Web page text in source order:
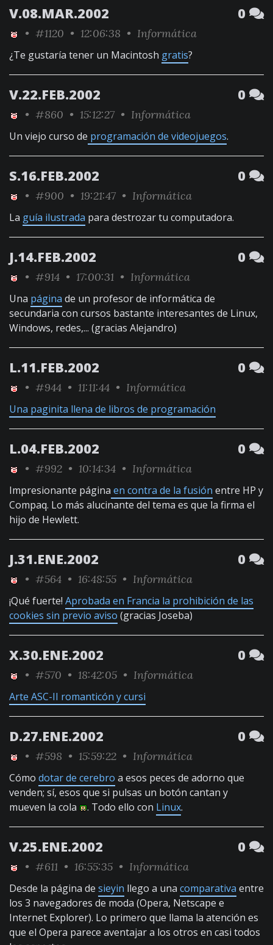
V.08.MAR.2002 0
• #1120 • 12:06:38 • Informática
¿Te gustaría tener un Macintosh gratis?
V.22.FEB.2002 0
• #860 • 15:12:27 • Informática
Un viejo curso de programación de videojuegos.
S.16.FEB.2002 0
• #900 • 19:21:47 • Informática
La guía ilustrada para destrozar tu computadora.
J.14.FEB.2002 0
• #914 • 17:00:31 • Informática
Una página de un profesor de informática de
secundaria con cursos bastante interesantes de Linux,
Windows, redes,... (gracias Alejandro)
L.11.FEB.2002 0
• #944 • 11:11:44 • Informática
Una paginita llena de libros de programación
L.04.FEB.2002 0
• #992 • 10:14:34 • Informática
Impresionante página en contra de la fusión entre HP y
Compaq. Lo más alucinante del tema es que la firma el
hijo de Hewlett.
J.31.ENE.2002 0
• #564 • 16:48:55 • Informática
¡Qué fuerte! Aprobada en Francia la prohibición de las
cookies sin previo aviso (gracias Joseba)
X.30.ENE.2002 0
• #570 • 18:42:05 • Informática
Arte ASC-II romanticón y cursi
D.27.ENE.2002 0
• #598 • 15:59:22 • Informática
Cómo dotar de cerebro a esos peces de adorno que
venden; sí, esos que si pulsas un botón cantan y
mueven la cola
. Todo ello con Linux.
V.25.ENE.2002 0
• #611 • 16:55:35 • Informática
Desde la página de sieyin llego a una comparativa entre
los 3 navegadores de moda (Opera, Netscape e
Internet Explorer). Lo primero que llama la atención es
que el Opera parece aventajar a los otros en casi todos